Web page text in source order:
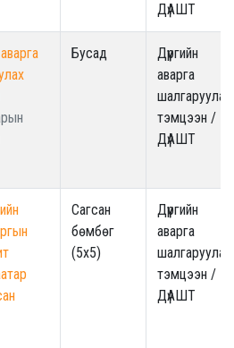
ДүАШТ
Бусад
Дүүргийн
аварга
шалгаруулах
тэмцээн /
ДүАШТ
Сагсан
бөмбөг
(5x5)
Дүүргийн
аварга
шалгаруулах
тэмцээн /
ДүАШТ